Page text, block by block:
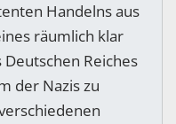
Handelns aus
räumlich klar
Reiches
der Nazis zu